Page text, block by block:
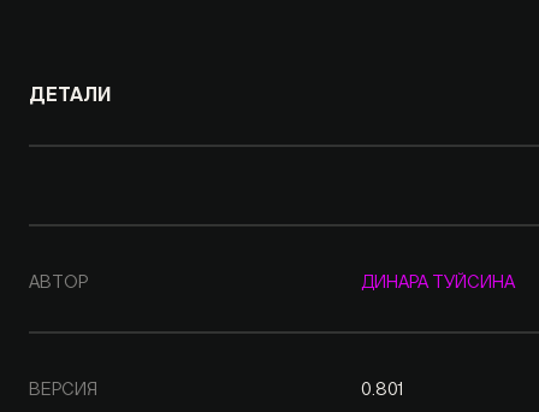
ДЕТАЛИ
АВТОР ДИНАРА ТУЙСИНА
ВЕРСИЯ 0.801